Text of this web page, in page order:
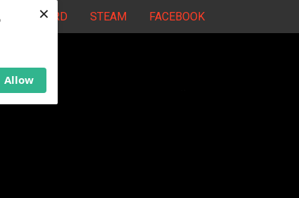
Allow
×
DISCORD STEAM FACEBOOK